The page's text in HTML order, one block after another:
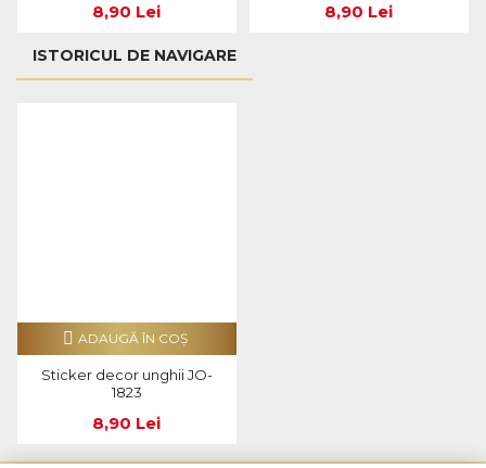
8,90 Lei 8,90 Lei
ISTORICUL DE NAVIGARE
Sticker decor unghii JO-
1823
8,90 Lei
ADAUGĂ ÎN COŞ